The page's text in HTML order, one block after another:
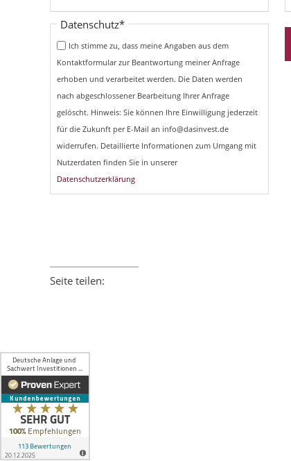
Pflichtfeld
Datenschutz*
Ich stimme zu, dass meine Angaben aus dem
Kontaktformular zur Beantwortung meiner Anfrage
erhoben und verarbeitet werden. Die Daten werden
nach abgeschlossener Bearbeitung Ihrer Anfrage
gelöscht. Hinweis: Sie können Ihre Einwilligung jederzeit
für die Zukunft per E-Mail an info@dasinvest.de
widerrufen. Detaillierte Informationen zum Umgang mit
Nutzerdaten finden Sie in unserer
Datenschutzerklärung
Seite teilen: